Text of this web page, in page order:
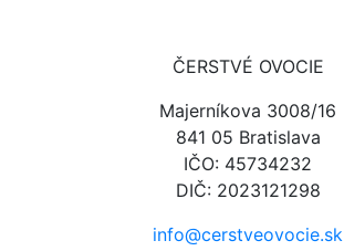
ČERSTVÉ OVOCIE
Majerníkova 3008/16
841 05 Bratislava
IČO: 45734232
DIČ: 2023121298
info@cerstveovocie.sk